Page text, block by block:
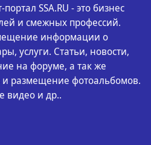
SSA.RU - это бизнес
и смежных профессий.
информации о
услуги. Статьи, новости,
на форуме, а так же
размещение фотоальбомов.
видео и др..